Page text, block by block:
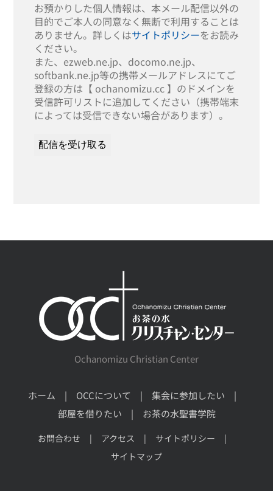
お預かりした個人情報は、本メール配信以外の
目的でご本人の同意なく無断で利用することは
ありません。詳しくはサイトポリシーをお読み
ください。
また、ezweb.ne.jp、docomo.ne.jp、
softbank.ne.jp等の携帯メールアドレスにてご
登録の方は【 ochanomizu.cc 】のドメインを
受信許可リストに追加してください（携帯端末
によっては受信できない場合があります）。
Ochanomizu Christian Center
ホーム OCCについて
集会に参加したい
部屋を借りたい
お茶の水聖書学院
お問合わせ アクセス
サイトポリシー
サイトマップ